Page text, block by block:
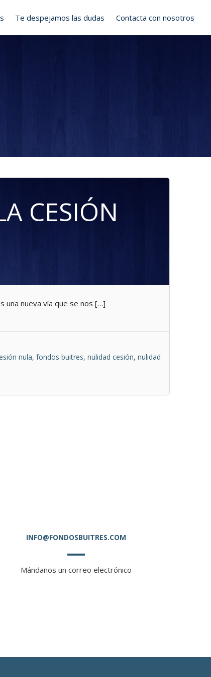
CESIÓN
una nueva vía que se nos […]
nula, fondos buitres, nulidad cesión, nulidad
INFO@FONDOSBUITRES.COM
Mándanos un correo electrónico
Te despejamos las dudas Contacta con nosotros